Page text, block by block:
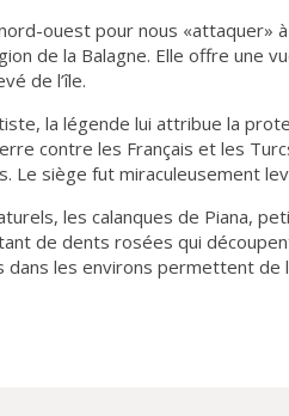
ouest pour nous «attaquer»
de la Balagne. Elle offre une
de l’île.
la légende lui attribue la
contre les Français et les
Le siège fut miraculeusement
les calanques de Piana,
de dents rosées qui
les environs permettent de